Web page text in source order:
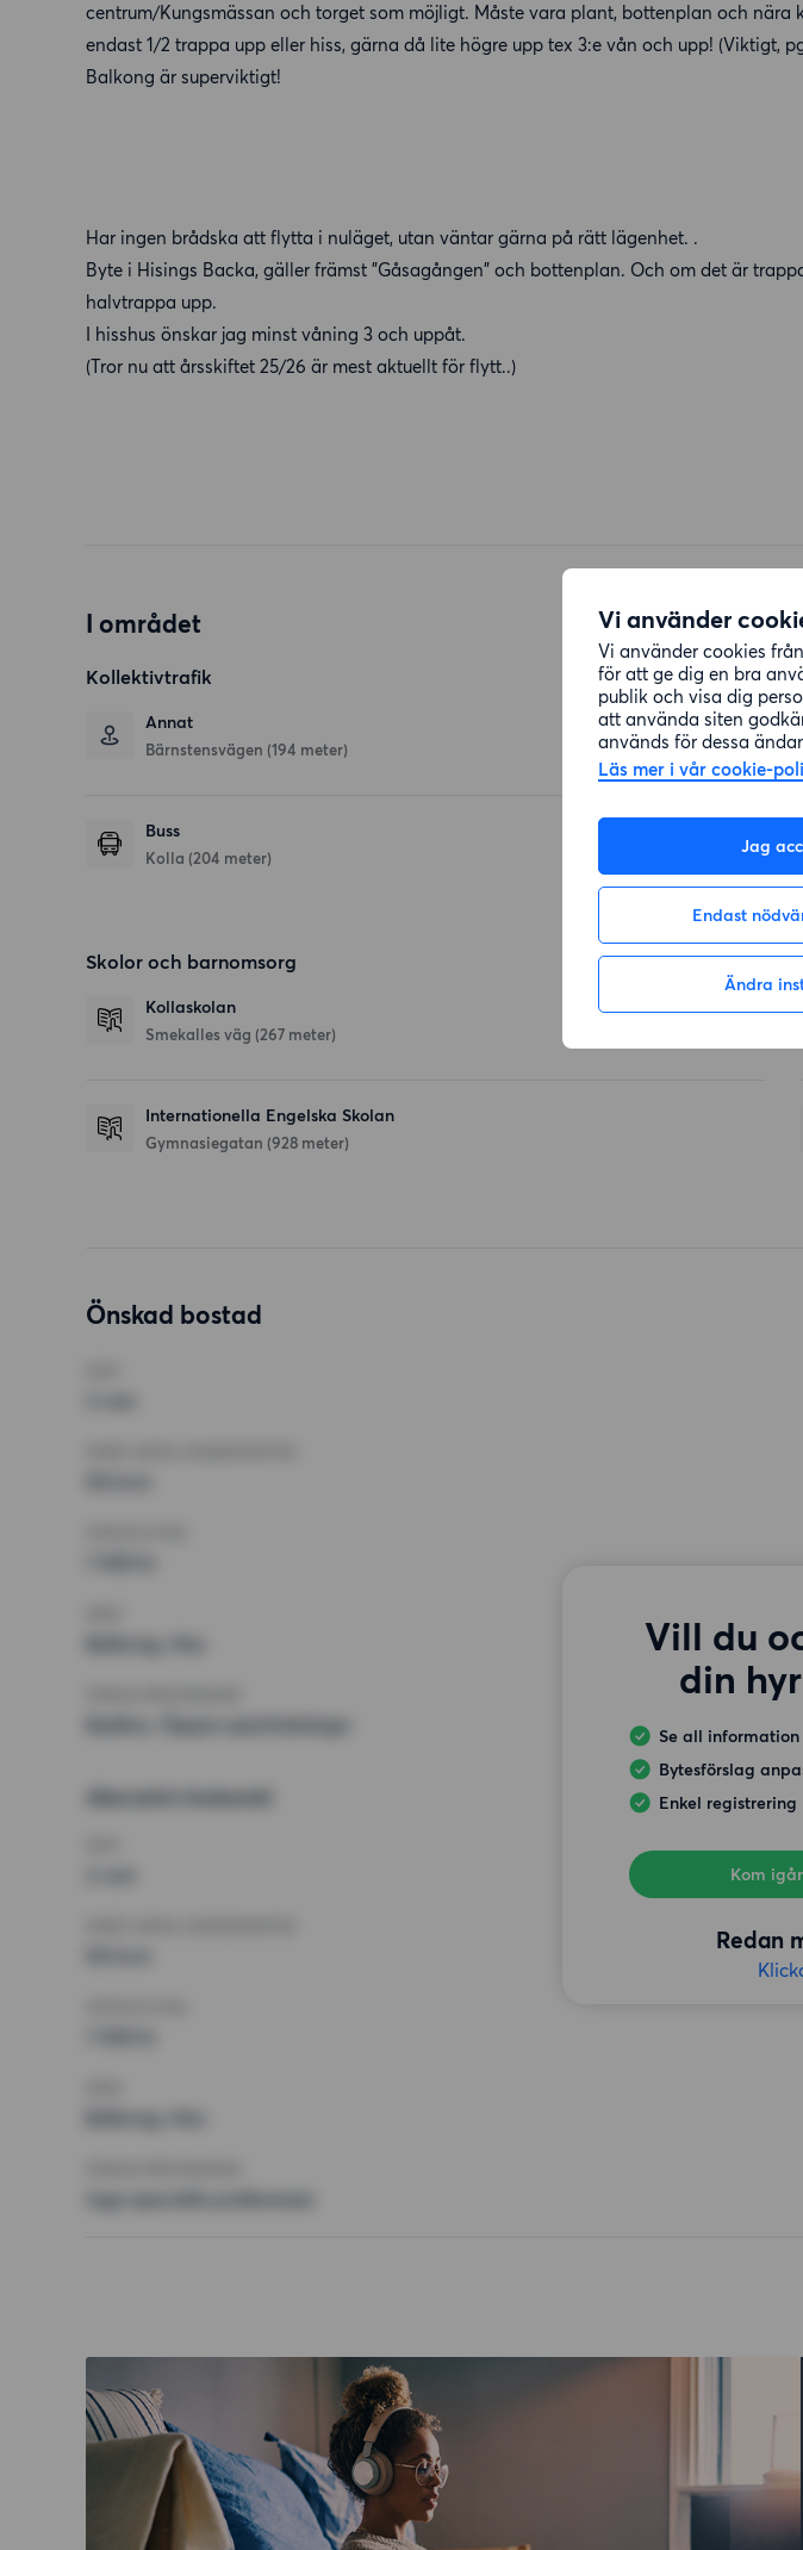
Vi använder
Vi använder cookies
för att ge dig en bra
publik och visa dig
att använda siten
används för dessa
Läs mer i vår cookie-
Jag
Endast
Ändra
centrum/Kungsmässan och torget som möjligt. Måste vara plant, bottenplan och nära
endast 1/2 trappa upp eller hiss, gärna då lite högre upp tex 3:e vån och upp! (Viktigt,
Balkong är superviktigt!
Har ingen brådska att flytta i nuläget, utan väntar gärna på rätt lägenhet. .
Byte i Hisings Backa, gäller främst "Gåsagången" och bottenplan. Och om det är
halvtrappa upp.
I hisshus önskar jag minst våning 3 och uppåt.
(Tror nu att årsskiftet 25/26 är mest aktuellt för flytt..)
I området
Kollektivtrafik
Annat
Bärnstensvägen (194 meter)
Buss
Kolla (204 meter)
Skolor och barnomsorg
Kollaskolan
Smekalles väg (267 meter)
Internationella Engelska Skolan
Gymnasiegatan (928 meter)
Önskad bostad
Vill du
din
Se all information
Bytesförslag
Enkel
Kom
Redan